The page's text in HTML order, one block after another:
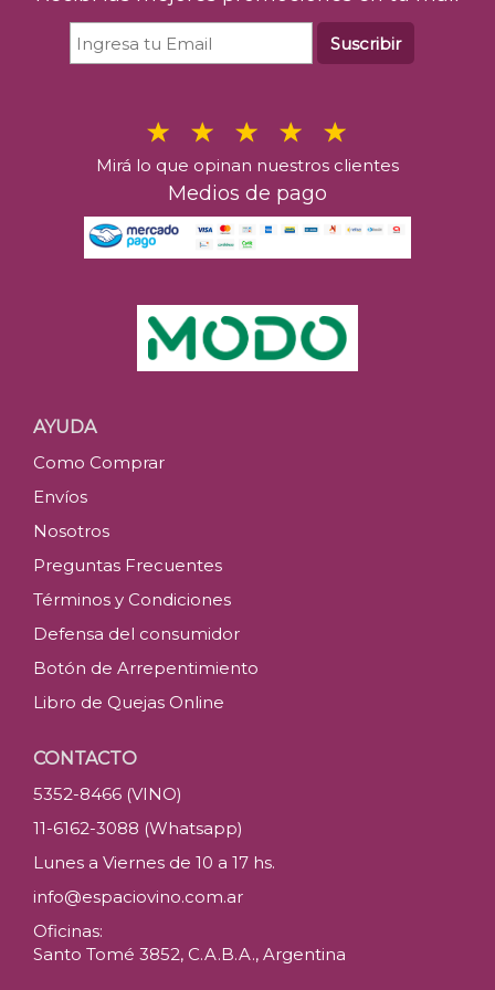
Suscribir
Mirá lo que opinan nuestros clientes
Medios de pago
AYUDA
Como Comprar
Envíos
Nosotros
Preguntas Frecuentes
Términos y Condiciones
Defensa del consumidor
Botón de Arrepentimiento
Libro de Quejas Online
CONTACTO
5352-8466 (VINO)
11-6162-3088 (Whatsapp)
Lunes a Viernes de 10 a 17 hs.
info@espaciovino.com.ar
Oficinas:
Santo Tomé 3852, C.A.B.A., Argentina